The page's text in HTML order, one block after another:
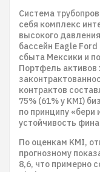
Система
себя комплекс
высокого
бассейн Eagle
сбыта Мексики и
Портфель активов
контрактов
75% (61% у KMI)
по принципу «бери
устойчивость
По оценкам KMI,
прогнозному
8,6, что примерно